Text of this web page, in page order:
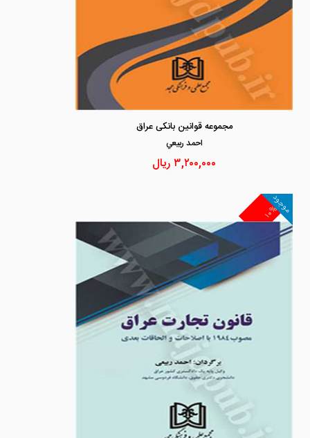
مجموعه قوانین بانکی عراق
احمد ربيعي
۳,۲۰۰,۰۰۰ریال
۱۰%
موجود